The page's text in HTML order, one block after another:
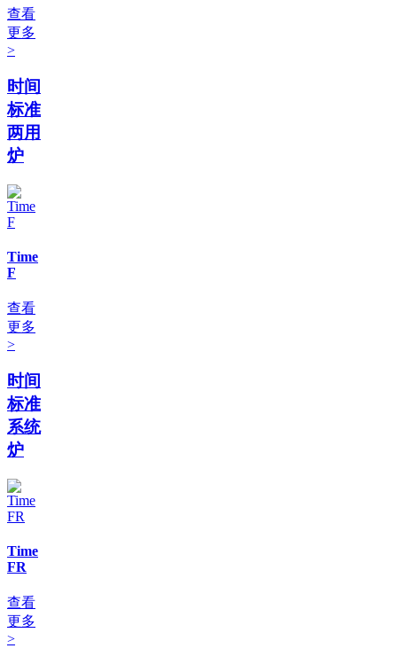
查看
更多
>
时间
标准
两用
炉
Time
F
查看
更多
>
时间
标准
系统
炉
Time
FR
查看
更多
>